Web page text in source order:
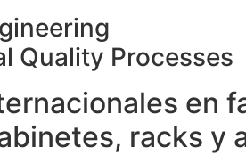
Quality Processes
en
racks y